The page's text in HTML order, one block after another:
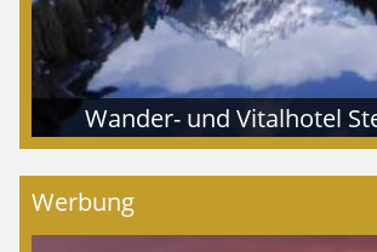
Wander- und Vitalhotel
Werbung